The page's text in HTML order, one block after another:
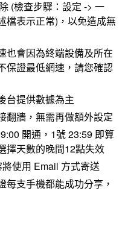
(檢查步驟：設定 -> 一
檔表示正常)，以免造成無
也會因為終端設備及所在
保證最低網速，請您確認
台提供數據為主
翻牆，無需再做額外設定
開通，1號 23:59 即算
擇天數的晚間12點失效
使用 Email 方式寄送
每支手機都能成功分享，